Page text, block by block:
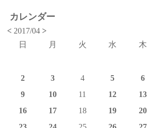
カレンダー
< 2017/04>
日
月 火 水 木
2
3 4 5 6
9
10 11 12 13
16
17 18 19 20